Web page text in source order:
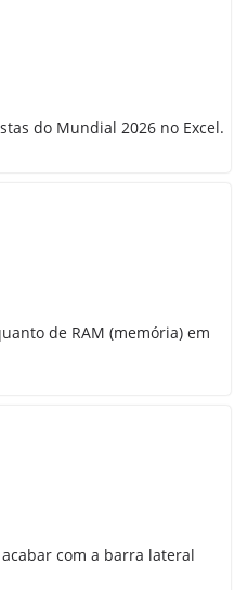
do Mundial 2026 no Excel.
de RAM (memória) em
com a barra lateral